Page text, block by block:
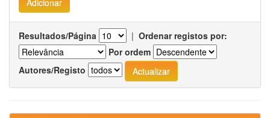
Resultados/Página | Ordenar registos por:
Por ordem
Autores/Registo